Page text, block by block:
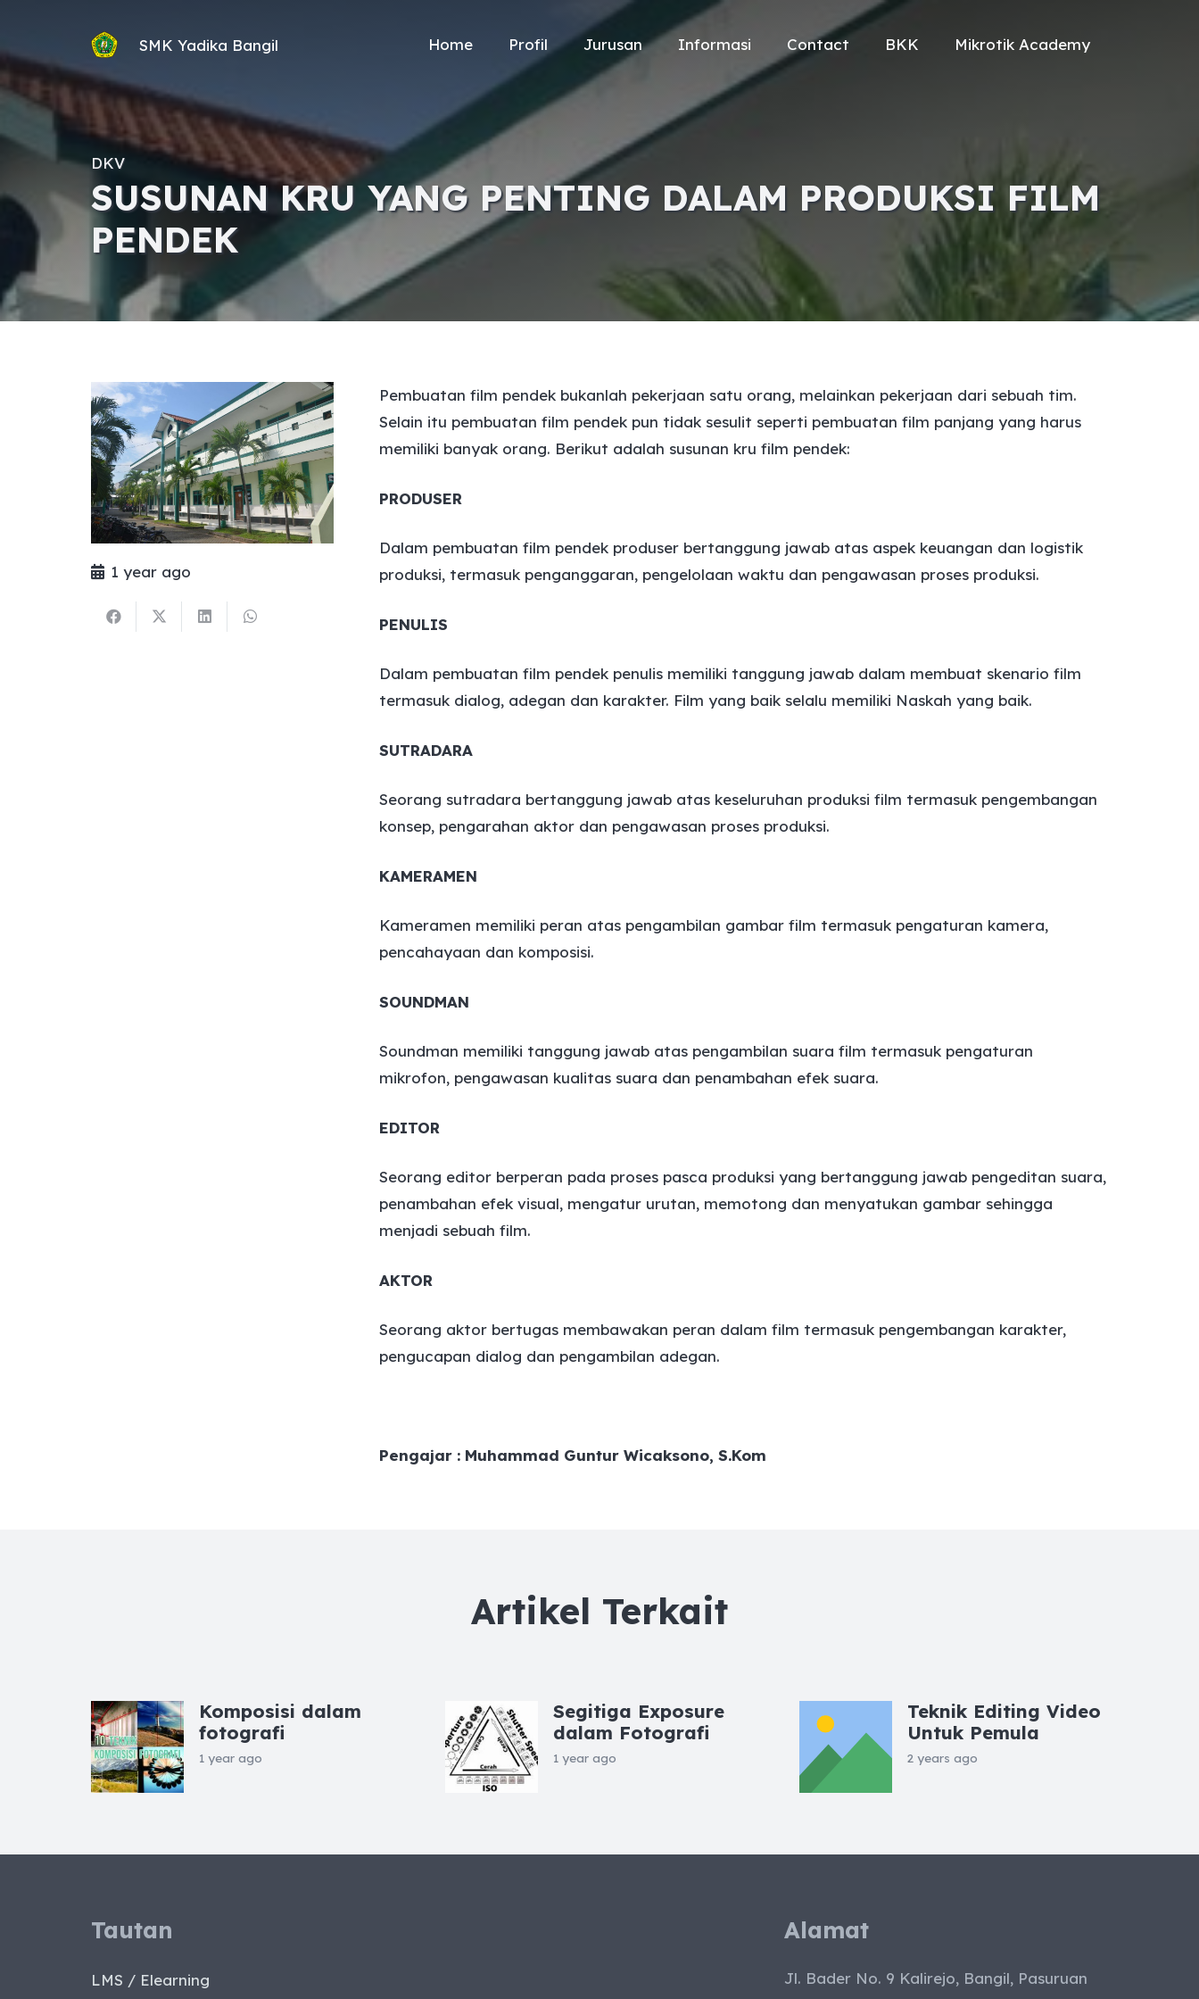
SMK Yadika Bangil Home Profil Jurusan Informasi Contact BKK Mikrotik Academy
DKV
SUSUNAN KRU YANG PENTING DALAM PRODUKSI FILM
PENDEK
1 year ago
Pembuatan film pendek bukanlah pekerjaan satu orang, melainkan pekerjaan dari sebuah tim.
Selain itu pembuatan film pendek pun tidak sesulit seperti pembuatan film panjang yang harus
memiliki banyak orang. Berikut adalah susunan kru film pendek:
PRODUSER
Dalam pembuatan film pendek produser bertanggung jawab atas aspek keuangan dan logistik
produksi, termasuk penganggaran, pengelolaan waktu dan pengawasan proses produksi.
PENULIS
Dalam pembuatan film pendek penulis memiliki tanggung jawab dalam membuat skenario film
termasuk dialog, adegan dan karakter. Film yang baik selalu memiliki Naskah yang baik.
SUTRADARA
Seorang sutradara bertanggung jawab atas keseluruhan produksi film termasuk pengembangan
konsep, pengarahan aktor dan pengawasan proses produksi.
KAMERAMEN
Kameramen memiliki peran atas pengambilan gambar film termasuk pengaturan kamera,
pencahayaan dan komposisi.
SOUNDMAN
Soundman memiliki tanggung jawab atas pengambilan suara film termasuk pengaturan
mikrofon, pengawasan kualitas suara dan penambahan efek suara.
EDITOR
Seorang editor berperan pada proses pasca produksi yang bertanggung jawab pengeditan suara,
penambahan efek visual, mengatur urutan, memotong dan menyatukan gambar sehingga
menjadi sebuah film.
AKTOR
Seorang aktor bertugas membawakan peran dalam film termasuk pengembangan karakter,
pengucapan dialog dan pengambilan adegan.
Pengajar : Muhammad Guntur Wicaksono, S.Kom
Artikel Terkait
Komposisi dalam
fotografi
1 year ago
Segitiga Exposure
dalam Fotografi
1 year ago
Teknik Editing Video
Untuk Pemula
2 years ago
Tautan
LMS / Elearning
Alamat
Jl. Bader No. 9 Kalirejo, Bangil, Pasuruan